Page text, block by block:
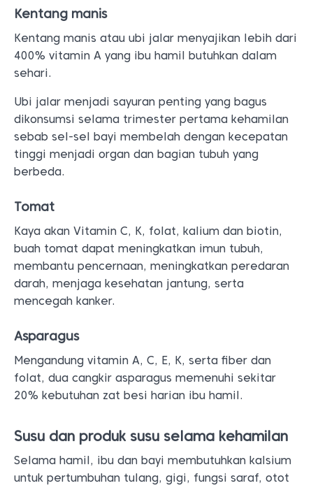
Kentang manis
Kentang manis atau ubi jalar menyajikan lebih dari
400% vitamin A yang ibu hamil butuhkan dalam
sehari.
Ubi jalar menjadi sayuran penting yang bagus
dikonsumsi selama trimester pertama kehamilan
sebab sel-sel bayi membelah dengan kecepatan
tinggi menjadi organ dan bagian tubuh yang
berbeda.
Tomat
Kaya akan Vitamin C, K, folat, kalium dan biotin,
buah tomat dapat meningkatkan imun tubuh,
membantu pencernaan, meningkatkan peredaran
darah, menjaga kesehatan jantung, serta
mencegah kanker.
Asparagus
Mengandung vitamin A, C, E, K, serta fiber dan
folat, dua cangkir asparagus memenuhi sekitar
20% kebutuhan zat besi harian ibu hamil.
Susu dan produk susu selama kehamilan
Selama hamil, ibu dan bayi membutuhkan kalsium
untuk pertumbuhan tulang, gigi, fungsi saraf, otot